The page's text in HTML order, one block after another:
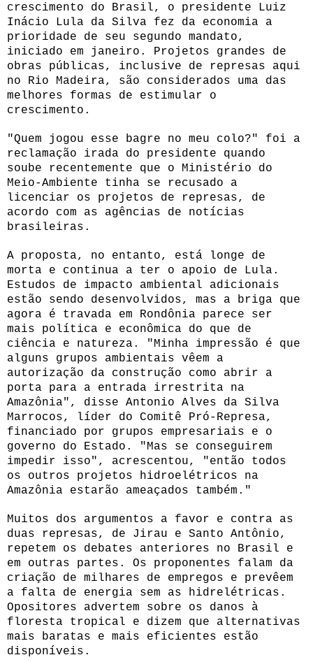
crescimento do Brasil, o presidente Luiz
Inácio Lula da Silva fez da economia a
prioridade de seu segundo mandato,
iniciado em janeiro. Projetos grandes de
obras públicas, inclusive de represas aqui
no Rio Madeira, são considerados uma das
melhores formas de estimular o
crescimento.
"Quem jogou esse bagre no meu colo?" foi a
reclamação irada do presidente quando
soube recentemente que o Ministério do
Meio-Ambiente tinha se recusado a
licenciar os projetos de represas, de
acordo com as agências de notícias
brasileiras.
A proposta, no entanto, está longe de
morta e continua a ter o apoio de Lula.
Estudos de impacto ambiental adicionais
estão sendo desenvolvidos, mas a briga que
agora é travada em Rondônia parece ser
mais política e econômica do que de
ciência e natureza. "Minha impressão é que
alguns grupos ambientais vêem a
autorização da construção como abrir a
porta para a entrada irrestrita na
Amazônia", disse Antonio Alves da Silva
Marrocos, líder do Comitê Pró-Represa,
financiado por grupos empresariais e o
governo do Estado. "Mas se conseguirem
impedir isso", acrescentou, "então todos
os outros projetos hidroelétricos na
Amazônia estarão ameaçados também."
Muitos dos argumentos a favor e contra as
duas represas, de Jirau e Santo Antônio,
repetem os debates anteriores no Brasil e
em outras partes. Os proponentes falam da
criação de milhares de empregos e prevêem
a falta de energia sem as hidrelétricas.
Opositores advertem sobre os danos à
floresta tropical e dizem que alternativas
mais baratas e mais eficientes estão
disponíveis.